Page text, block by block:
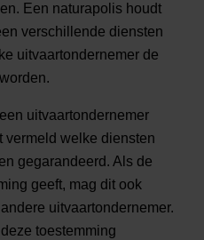
Een naturapolis houdt
verschillende diensten
uitvaartondernemer de
uitvaartondernemer
vermeld welke diensten
gegarandeerd. Als de
geeft, mag dit ook
uitvaartondernemer.
toestemming